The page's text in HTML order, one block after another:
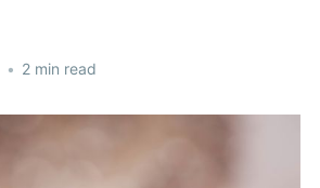
• 2 min read